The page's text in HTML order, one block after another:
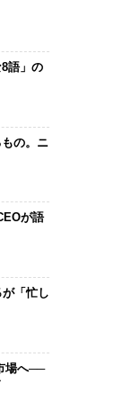
語」の
の。ニ
が語
「忙し
場へ──